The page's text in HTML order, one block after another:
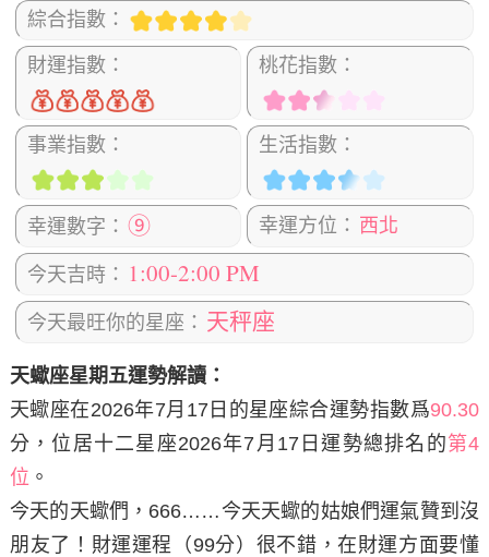
綜合指數：
財運指數： 桃花指數：
事業指數： 生活指數：
幸運數字： ⑨ 幸運方位： 西北
今天吉時： 1:00-2:00 PM
今天最旺你的星座： 天秤座
天蠍座星期五運勢解讀：
天蠍座在2026年7月17日 的星座綜合運勢指數爲90.30
分，位居十二星座2026年7月17日運勢總排名的第4
位 。
今天的天蠍們，666……今天天蠍的姑娘們運氣贊到沒
朋友了！財運運程（99分）很不錯，在財運方面要懂